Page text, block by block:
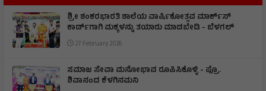
ಶ್ರೀ ಶಂಕರಭಾರತಿ ಶಾಲೆಯ ವಾರ್ಷಿಕೋತ್ಸವ ಮಾರ್ಕ್‌ಸ್‌
ಕಾರ್ಡ್‌ಗಾಗಿ ಮಕ್ಕಳನ್ನು ತಯಾರು ಮಾಡಬೇಡಿ - ಬೆಳಗಲ್
27 February 2026
ಸಮಾಜ ಸೇವಾ ಮನೋಭಾವ ರೂಪಿಸಿಕೊಳ್ಳಿ - ಪ್ರೊ.
ಶಿವಾನಂದ ಕೆಳಗಿನಮನಿ